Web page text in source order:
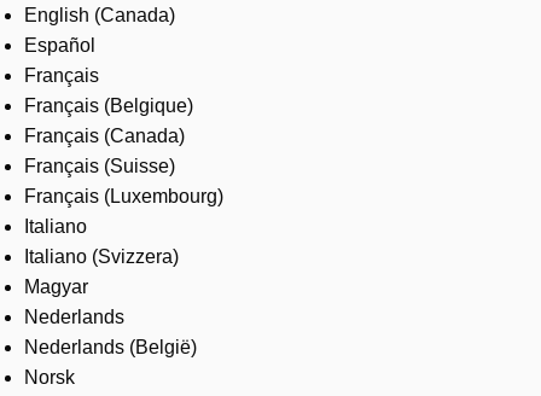
English (Canada)
Español
Français
Français (Belgique)
Français (Canada)
Français (Suisse)
Français (Luxembourg)
Italiano
Italiano (Svizzera)
Magyar
Nederlands
Nederlands (België)
Norsk